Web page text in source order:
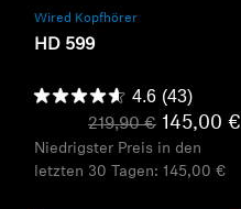
Wired Kopfhörer
HD 599
4.6 (43)
219,90 € 145,00 €
Niedrigster Preis in den
letzten 30 Tagen: 145,00 €